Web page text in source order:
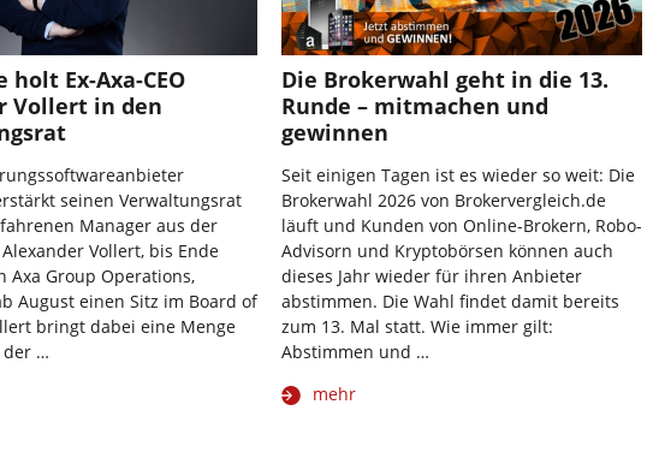
holt Ex-Axa-CEO
Vollert in den
seinen Verwaltungsrat
Manager aus der
Vollert, bis Ende
Axa Group Operations,
August einen Sitz im Board of
bringt dabei eine Menge
der …
Die Brokerwahl geht in die 13.
Runde – mitmachen und
gewinnen
Seit einigen Tagen ist es wieder so weit: Die
Brokerwahl 2026 von Brokervergleich.de
läuft und Kunden von Online-Brokern, Robo-
Advisorn und Kryptobörsen können auch
dieses Jahr wieder für ihren Anbieter
abstimmen. Die Wahl findet damit bereits
zum 13. Mal statt. Wie immer gilt:
Abstimmen und …
mehr